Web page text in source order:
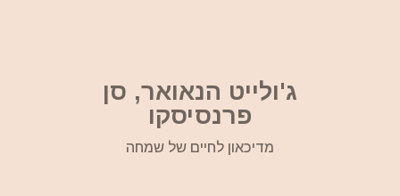
ג'ולייט הנאואר, סן
פרנסיסקו
מדיכאון לחיים של שמחה